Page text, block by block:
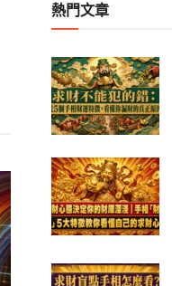
熱門文章